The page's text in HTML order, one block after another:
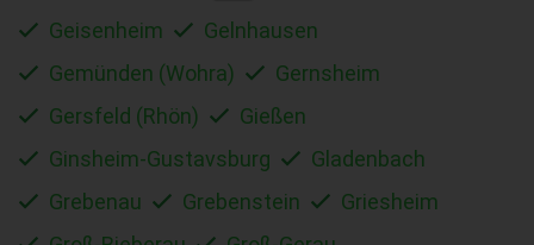
Geisenheim
Gelnhausen
Gemünden (Wohra)
Gernsheim
Gersfeld (Rhön)
Gießen
Ginsheim-Gustavsburg
Gladenbach
Grebenau
Grebenstein
Griesheim